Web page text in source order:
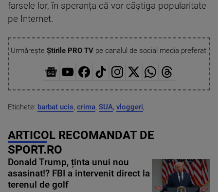
farsele lor, în speranța că vor câștiga popularitate
pe Internet.
Urmărește Știrile PRO TVpe canalul de social media preferat:
Etichete: barbat ucis, crima, SUA, vloggeri,
ARTICOL RECOMANDAT DE
SPORT.RO
Donald Trump, ținta unui nou
asasinat!? FBI a intervenit direct la
terenul de golf